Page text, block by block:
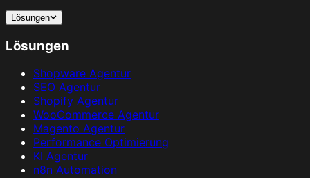
Lösungen
Lösungen
Shopware Agentur
SEO Agentur
Shopify Agentur
WooCommerce Agentur
Magento Agentur
Performance Optimierung
KI Agentur
n8n Automation